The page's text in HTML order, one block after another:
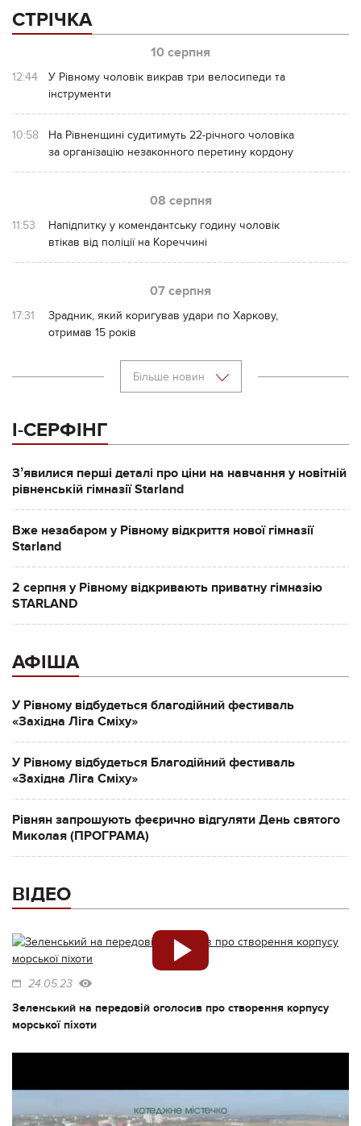
СТРІЧКА
10 серпня
12:44
У Рівному чоловік викрав три велосипеди та
інструменти
10:58
На Рівненщині судитимуть 22-річного чоловіка
за організацію незаконного перетину кордону
08 серпня
11:53
Напідпитку у комендантську годину чоловік
втікав від поліції на Кореччині
07 серпня
17:31
Зрадник, який коригував удари по Харкову,
отримав 15 років
Більше новин
І-СЕРФІНГ
Зʼявилися перші деталі про ціни на навчання у новітній
рівненській гімназії Starland
Вже незабаром у Рівному відкриття нової гімназії
Starland
2 серпня у Рівному відкривають приватну гімназію
STARLAND
АФІША
У Рівному відбудеться благодійний фестиваль
«Західна Ліга Сміху»
У Рівному відбудеться Благодійний фестиваль
«Західна Ліга Сміху»
Рівнян запрошують феєрично відгуляти День святого
Миколая (ПРОГРАМА)
ВІДЕО
24.05.23
Зеленський на передовій оголосив про створення корпусу
морської піхоти